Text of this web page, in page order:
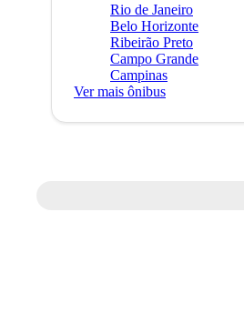
Rio de Janeiro
Belo Horizonte
Ribeirão Preto
Campo Grande
Campinas
Ver mais ônibus